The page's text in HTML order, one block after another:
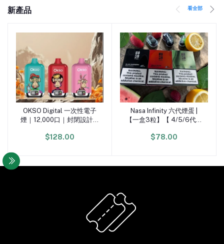
新產品 看全部
加入購物車
OKSO Digital 一次性電子
煙｜12,000口｜封閉設計免
$128.00
加入購物車
Nasa Infinity 六代煙蛋 |
【一盒3粒】【 4/5/6代電
$78.00